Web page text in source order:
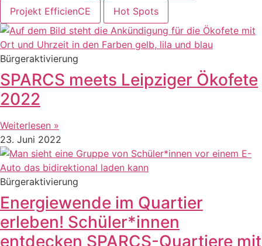
Projekt EfficienCE Hot Spots
Bürgeraktivierung
SPARCS meets Leipziger Ökofete
2022
Weiterlesen »
23. Juni 2022
Bürgeraktivierung
Energiewende im Quartier
erleben! Schüler*innen
entdecken SPARCS-Quartiere mit